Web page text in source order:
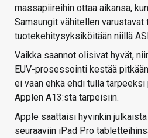
massapiireihin ottaa aikansa,
Samsungit vähitellen varustavat
tuotekehitysyksiköitään niillä
Vaikka saannot olisivat hyvät,
EUV-prosessointi kestää
ei vaan ehkä ehdi tulla
Applen A13:sta tarpeisiin.
Apple saattaisi hyvinkin
seuraaviin iPad Pro